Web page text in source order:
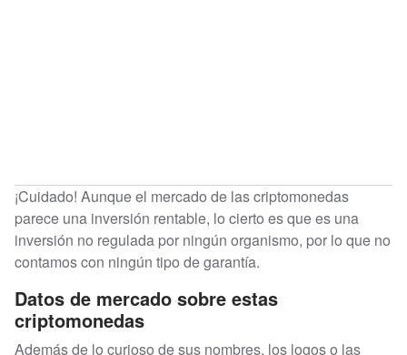
¡Cuidado! Aunque el mercado de las criptomonedas
parece una inversión rentable, lo cierto es que es una
inversión no regulada por ningún organismo, por lo que no
contamos con ningún tipo de garantía.
Datos de mercado sobre estas
criptomonedas
Además de lo curioso de sus nombres, los logos o las